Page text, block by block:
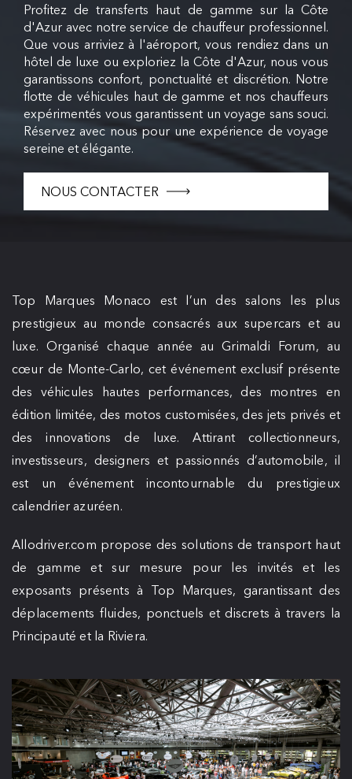
Profitez de transferts haut de gamme sur la Côte
d'Azur avec notre service de chauffeur professionnel.
Que vous arriviez à l'aéroport, vous rendiez dans un
hôtel de luxe ou exploriez la Côte d'Azur, nous vous
garantissons confort, ponctualité et discrétion. Notre
flotte de véhicules haut de gamme et nos chauffeurs
expérimentés vous garantissent un voyage sans souci.
Réservez avec nous pour une expérience de voyage
sereine et élégante.
NOUS CONTACTER
Top Marques Monaco est l’un des salons les plus
prestigieux au monde consacrés aux supercars et au
luxe. Organisé chaque année au Grimaldi Forum, au
cœur de Monte-Carlo, cet événement exclusif présente
des véhicules hautes performances, des montres en
édition limitée, des motos customisées, des jets privés et
des innovations de luxe. Attirant collectionneurs,
investisseurs, designers et passionnés d’automobile, il
est un événement incontournable du prestigieux
calendrier azuréen.
Allodriver.com propose des solutions de transport haut
de gamme et sur mesure pour les invités et les
exposants présents à Top Marques, garantissant des
déplacements fluides, ponctuels et discrets à travers la
Principauté et la Riviera.